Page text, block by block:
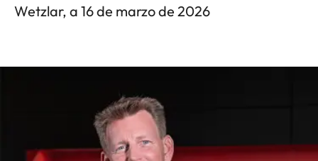
Wetzlar, a 16 de marzo de 2026